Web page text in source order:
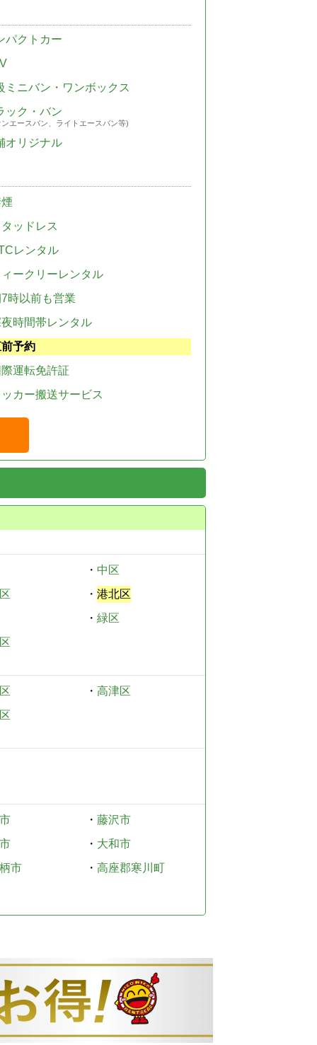
パクトカー
ミニバン・ワンボックス
ック・バン
エースバン、ライトエースバン等)
オリジナル
ッドレス
レンタル
ークリーレンタル
時以前も営業
時間帯レンタル
予約
運転免許証
カー搬送サービス
・ 中区
・ 港北区
・ 緑区
・ 高津区
・ 藤沢市
・ 大和市
市
・ 高座郡寒川町